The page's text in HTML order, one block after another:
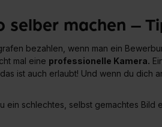
selber machen –
bezahlen, wenn man ein
mal eine professionelle Kamera.
ist auch erlaubt! Und wenn du dich
ein schlechtes, selbst gemachtes